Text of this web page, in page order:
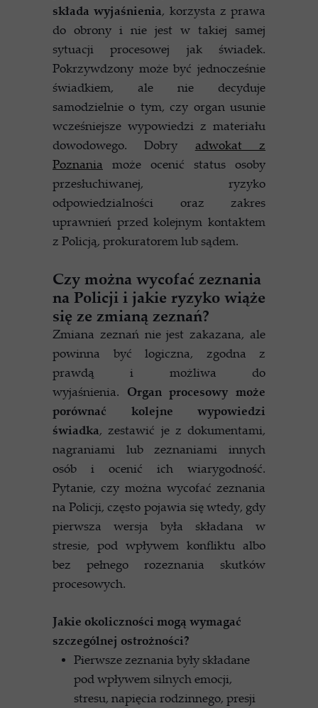
składa wyjaśnienia, korzysta z prawa
do obrony i nie jest w takiej samej
sytuacji procesowej jak świadek.
Pokrzywdzony może być jednocześnie
świadkiem, ale nie decyduje
samodzielnie o tym, czy organ usunie
wcześniejsze wypowiedzi z materiału
dowodowego. Dobry adwokat z
Poznania może ocenić status osoby
przesłuchiwanej, ryzyko
odpowiedzialności oraz zakres
uprawnień przed kolejnym kontaktem
z Policją, prokuratorem lub sądem.
Czy można wycofać zeznania
na Policji i jakie ryzyko wiąże
się ze zmianą zeznań?
Zmiana zeznań nie jest zakazana, ale
powinna być logiczna, zgodna z
prawdą i możliwa do
wyjaśnienia. Organ procesowy może
porównać kolejne wypowiedzi
świadka, zestawić je z dokumentami,
nagraniami lub zeznaniami innych
osób i ocenić ich wiarygodność.
Pytanie, czy można wycofać zeznania
na Policji, często pojawia się wtedy, gdy
pierwsza wersja była składana w
stresie, pod wpływem konfliktu albo
bez pełnego rozeznania skutków
procesowych.
Jakie okoliczności mogą wymagać
szczególnej ostrożności?
Pierwsze zeznania były składane
pod wpływem silnych emocji,
stresu, napięcia rodzinnego, presji